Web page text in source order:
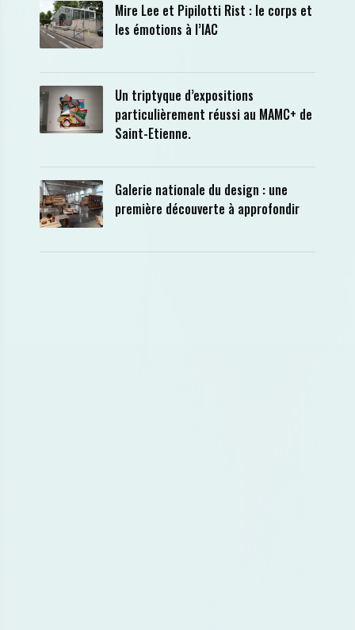
Mire Lee et Pipilotti Rist : le corps et
les émotions à l’IAC
Un triptyque d’expositions
particulièrement réussi au MAMC+ de
Saint-Etienne.
Galerie nationale du design : une
première découverte à approfondir